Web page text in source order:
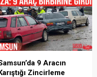
9 Aracın
Karıştığı Zincirleme